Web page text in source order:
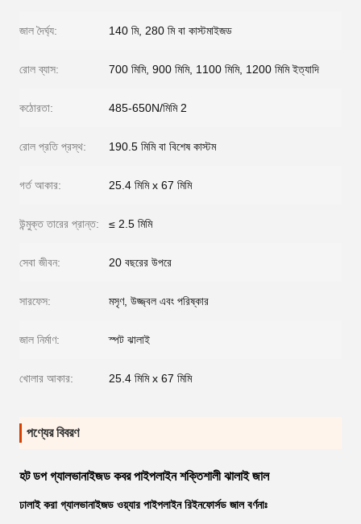
জাল দৈর্ঘ্য: 140 মি, 280 মি বা কাস্টমাইজড
রোল ব্যাস: 700 মিমি, 900 মিমি, 1100 মিমি, 1200 মিমি ইত্যাদি
কঠোরতা: 485-650N/মিমি 2
রোল প্রতি প্রস্থ: 190.5 মিমি বা বিশেষ কাস্টম
গর্ত আকার: 25.4 মিমি x 67 মিমি
উন্মুক্ত তারের প্রান্ত: ≤ 2.5 মিমি
সেবা জীবন: 20 বছরের উপরে
সারফেস: মসৃণ, উজ্জ্বল এবং পরিষ্কার
জাল নির্মাণ: স্পট ঝালাই
খোলার আকার: 25.4 মিমি x 67 মিমি
পণ্যের বিবরণ
হট ডপ গ্যালভানাইজড কবর পাইপলাইন শক্তিশালী ঝালাই জাল
ঢালাই করা গ্যালভানাইজড ওয়্যার পাইপলাইন রিইনফোর্সড জাল বর্ণনাঃ